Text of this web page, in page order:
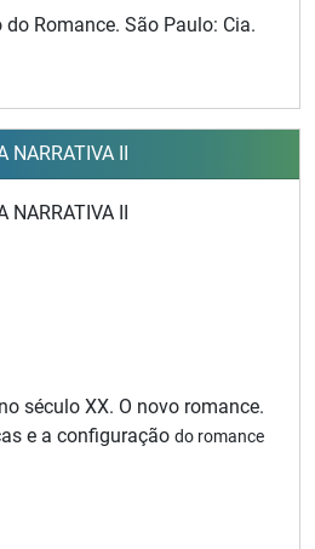
do Romance. São Paulo: Cia.
NARRATIVA II
NARRATIVA II
século XX. O novo romance.
e a configuração do romance